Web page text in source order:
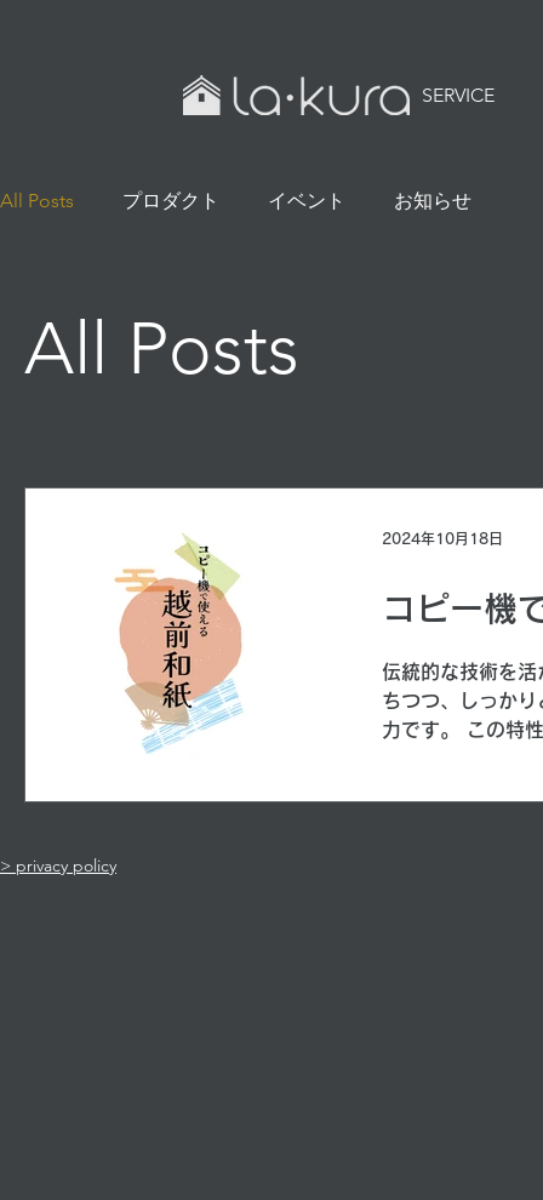
SERVICE
All Posts プロダクト イベント お知らせ
All Posts
コピー機
伝統的な技術を
ちつつ、しっか
力です。 この特
2024年10月18日
> privacy policy